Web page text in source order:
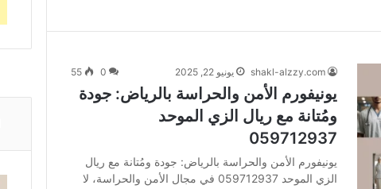
shakl-alzzy.com يونيو 22, 2025 0
55
يونيفورم الأمن والحراسة بالرياض: جودة
ومُتانة مع ريال الزي الموحد
059712937
يونيفورم الأمن والحراسة بالرياض: جودة ومُتانة مع ريال
الزي الموحد 059712937 في مجال الأمن والحراسة، لا